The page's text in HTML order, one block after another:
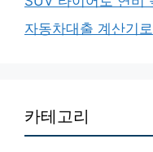
자동차대출 계산기
카테고리